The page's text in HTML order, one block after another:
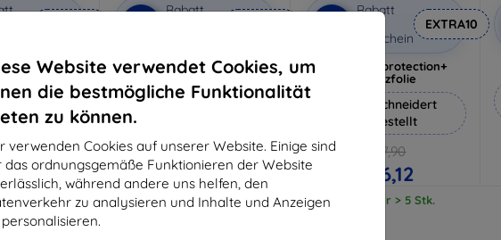
Website verwendet Cookies, um
die bestmögliche Funktionalität
zu können.
verwenden Cookies auf unserer Website. Einige sind
das ordnungsgemäße Funktionieren der Website
während andere uns helfen, den
zu analysieren und Inhalte und Anzeigen
personalisieren.
Schutzglas
> 5 Stk.
Rabatt
3mk Pure Matt Schutzglas
Maßgeschneidert
€ 11,90
€ 10,72
Auf Lager > 5 Stk.
Rabatt
Gutschein
EXTRA10
3mk Silverprotection+
Schutzfolie
Maßgeschneidert
hergestellt
€ 17,90
€ 16,12
Auf Lager > 5 Stk.